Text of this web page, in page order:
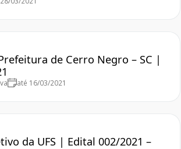
de Cerro Negro – SC |
até 16/03/2021
da UFS | Edital 002/2021 –